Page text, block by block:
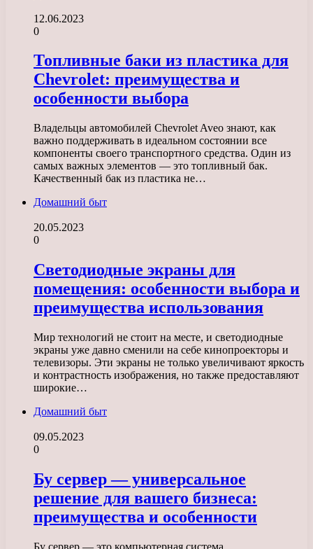
12.06.2023
0
Топливные баки из пластика для
Chevrolet: преимущества и
особенности выбора
Владельцы автомобилей Chevrolet Aveo знают, как
важно поддерживать в идеальном состоянии все
компоненты своего транспортного средства. Один из
самых важных элементов — это топливный бак.
Качественный бак из пластика не…
Домашний быт
20.05.2023
0
Светодиодные экраны для
помещения: особенности выбора и
преимущества использования
Мир технологий не стоит на месте, и светодиодные
экраны уже давно сменили на себе кинопроекторы и
телевизоры. Эти экраны не только увеличивают яркость
и контрастность изображения, но также предоставляют
широкие…
Домашний быт
09.05.2023
0
Бу сервер — универсальное
решение для вашего бизнеса:
преимущества и особенности
Бу сервер — это компьютерная система,